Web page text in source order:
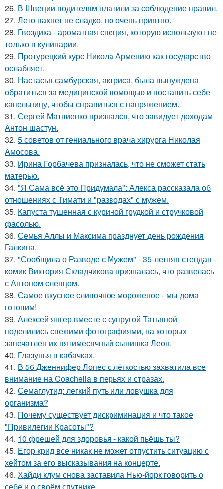
26. В Швеции водителям платили за соблюдение правил.
27. Лето пахнет не сладко, но очень приятно.
28. Гвоздика - ароматная специя, которую используют не
только в кулинарии.
29. Протурецкий курс Никола Армению как государство
ослабляет.
30. Настасья самбурская, актриса, была вынуждена
обратиться за медицинской помощью и поставить себе
капельницу, чтобы справиться с напряжением.
31. Сергей Матвиенко признался, что завидует доходам
Антон шастун.
32. 5 советов от гениального врача хирурга Николая
Амосова.
33. Ирина Горбачева призналась, что не сможет стать
матерью.
34. "Я Сама всё это Придумала": Алекса рассказала об
отношениях с Тимати и "разводах" с мужем.
35. Капуста тушенная с куриной грудкой и стручковой
фасолью.
36. Семья Аллы и Максима празднует день рождения
Галкина.
37. "Сообщила о Разводе с Мужем" - 35-летняя стендап -
комик Виктория Складчикова призналась, что развелась
с Антоном слепцом.
38. Самое вкусное сливочное мороженое - мы дома
готовим!
39. Алексей янгер вместе с супругой Татьяной
поделились свежими фотографиями, на которых
запечатлен их пятимесячный сынишка Леон.
40. Глазунья в кабачках.
41. В 56 Дженнифер Лопес с лёгкостью захватила все
внимание на Coachella в перьях и стразах.
42. Семаглутид: легкий путь или ловушка для
организма?
43. Почему существует дискриминация и что такое
"Привилегии Красоты"?
44. 10 фрешей для здоровья - какой пьёшь ты?
45. Егор крид все никак не может отпустить ситуацию с
хейтом за его высказывания на концерте.
46. Хайди клум снова заставила Нью-йорк говорить о
себе и о своём спутнике.